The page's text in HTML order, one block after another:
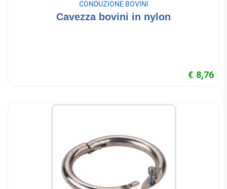
CONDUZIONE BOVINI
Cavezza bovini in nylon
€ 8,76